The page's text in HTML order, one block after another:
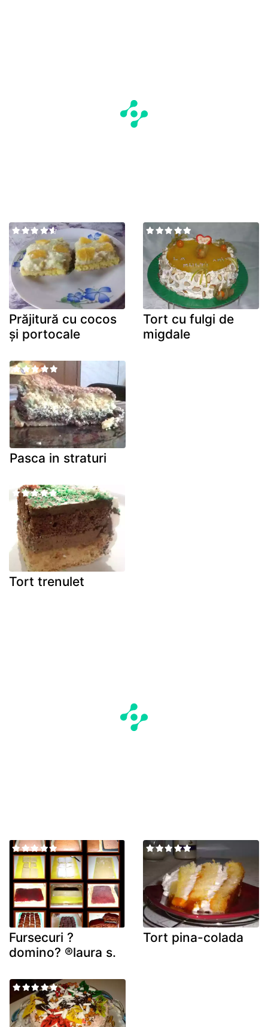
Prăjitură cu cocos
și portocale
Tort cu fulgi de
migdale
Pasca in straturi
Tort trenulet
Fursecuri ?
domino? ®laura s.
Tort pina-colada